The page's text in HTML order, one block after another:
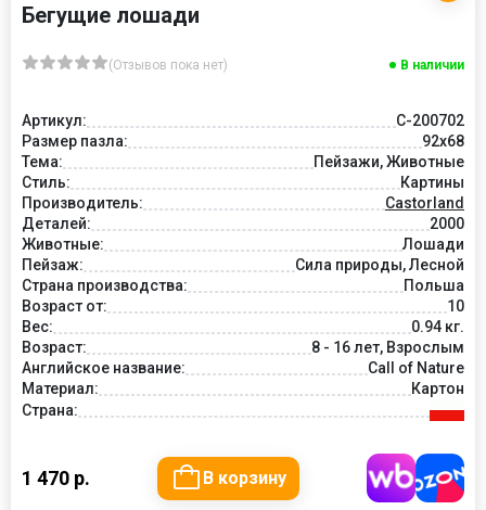
Бегущие лошади
(Отзывов пока нет) В наличии
Артикул:
C-200702
Размер пазла:
92x68
Тема:
Пейзажи, Животные
Стиль:
Картины
Производитель:
Castorland
Деталей:
2000
Животные:
Лошади
Пейзаж:
Сила природы, Лесной
Страна производства:
Польша
Возраст от:
10
Вес:
0.94 кг.
Возраст:
8 - 16 лет, Взрослым
Английское название:
Call of Nature
Материал:
Картон
Страна:
1 470 р. В корзину